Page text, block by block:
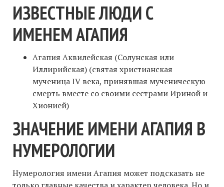
ИЗВЕСТНЫЕ ЛЮДИ С
ИМЕНЕМ АГАПИЯ
Агапия Аквилейская (Солунская или
Иллирийская) (святая христианская
мученица IV века, принявшая мученическую
смерть вместе со своими сестрами Ириной и
Хионией)
ЗНАЧЕНИЕ ИМЕНИ АГАПИЯ В
НУМЕРОЛОГИИ
Нумерология имени Агапия может подсказать не